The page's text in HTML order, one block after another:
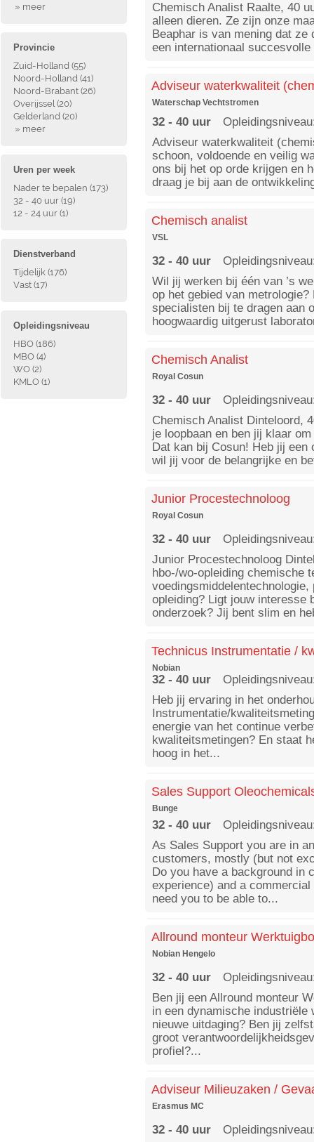
» meer
Provincie
Zuid-Holland (55)
Noord-Holland (41)
Noord-Brabant (26)
Overijssel(20)
Gelderland (20)
» meer
Uren per week
Nader te bepalen (173)
32 - 40 uur (19)
12 - 24 uur (1)
Dienstverband
Tijdelijk (176)
Vast (17)
Opleidingsniveau
HBO (186)
MBO (4)
WO (2)
KMLO (1)
Chemisch Analist Raalte, 40
alleen dieren. Ze zijn onze
Beaphar is van mening dat
een internationaal
Adviseur waterkwaliteit
Waterschap Vechtstromen
32 - 40 uur
Adviseur waterkwaliteit
schoon, voldoende en veilig
ons bij het op orde krijgen en
draag je bij aan de
Chemisch analist
VSL
32 - 40 uur
Wil jij werken bij één van ’s
op het gebied van
specialisten bij te dragen aan
hoogwaardig uitgerust
Chemisch Analist
Royal Cosun
32 - 40 uur
Chemisch Analist Dinteloord,
je loopbaan en ben jij klaar
Dat kan bij Cosun! Heb jij een
wil jij voor de belangrijke en
Junior Procestechnoloog
Royal Cosun
32 - 40 uur
Junior Procestechnoloog
hbo-/wo-opleiding chemische
opleiding? Ligt jouw interesse
onderzoek? Jij bent slim en
Technicus Instrumentatie /
Nobian
32 - 40 uur
Heb jij ervaring in het
Instrumentatie/
energie van het continue
kwaliteitsmetingen? En staat
hoog in het...
Sales Support
Bunge
32 - 40 uur
As Sales Support you are in
customers, mostly (but not
Do you have a background in
experience) and a
need you to be able to...
Allround monteur
Nobian Hengelo
32 - 40 uur
Ben jij een Allround monteur
in een dynamische industriële
nieuwe uitdaging? Ben jij
groot
profiel?...
Adviseur Milieuzaken /
Erasmus MC
32 - 40 uur